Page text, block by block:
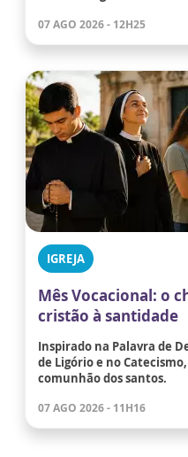
07 AGO 2026 - 12H25
IGREJA
Mês Vocacional: o
cristão à santidade
Inspirado na Palavra de
de Ligório e no
comunhão dos santos.
07 AGO 2026 - 11H16